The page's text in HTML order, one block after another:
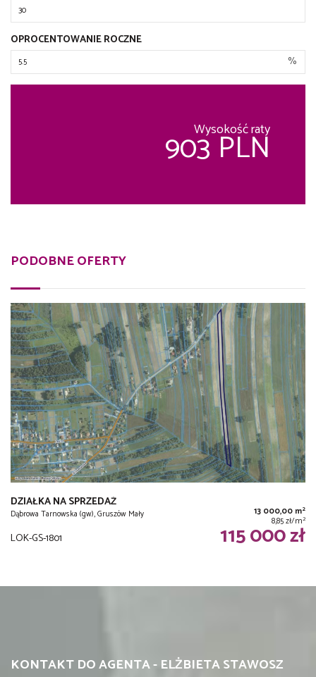
OPROCENTOWANIE ROCZNE
%
Wysokość raty
903 PLN
PODOBNE OFERTY
DZIAŁKA NA SPRZEDAŻ
Dąbrowa Tarnowska (gw), Gruszów Mały 13 000,00 m2
8,85 zł/m2
LOK-GS-1801 115 000 zł
KONTAKT DO AGENTA - ELŻBIETA STAWOSZ